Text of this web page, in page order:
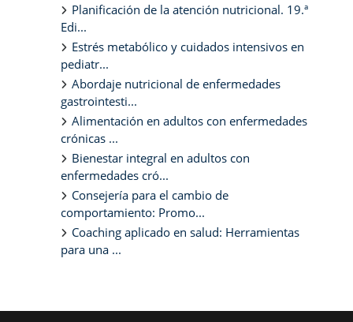
Planificación de la atención nutricional. 19.ª
Edi...
Estrés metabólico y cuidados intensivos en
pediatr...
Abordaje nutricional de enfermedades
gastrointesti...
Alimentación en adultos con enfermedades
crónicas ...
Bienestar integral en adultos con
enfermedades cró...
Consejería para el cambio de
comportamiento: Promo...
Coaching aplicado en salud: Herramientas
para una ...
Bloques suplementarios